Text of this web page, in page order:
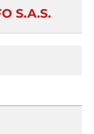
S.A.S.